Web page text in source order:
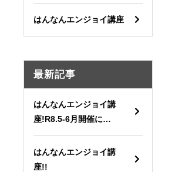
はんなんエンジョイ講座
最新記事
はんなんエンジョイ講
座!R8.5-6月開催に…
はんなんエンジョイ講
座!!